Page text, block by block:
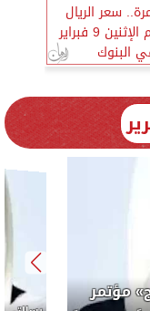
سعر الريال
السعودي اليوم الإثنين 9 فبراير
مؤتمر